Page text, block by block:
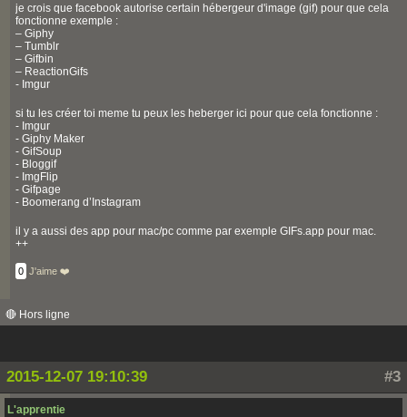
je crois que facebook autorise certain hébergeur d'image (gif) pour que cela
fonctionne exemple :
– Giphy
– Tumblr
– Gifbin
– ReactionGifs
- Imgur
si tu les créer toi meme tu peux les heberger ici pour que cela fonctionne :
- Imgur
- Giphy Maker
- GifSoup
- Bloggif
- ImgFlip
- Gifpage
- Boomerang d’Instagram
il y a aussi des app pour mac/pc comme par exemple GIFs.app pour mac.
++
0 J'aime ❤️
🔴 Hors ligne
#3
2015-12-07 19:10:39
L'apprentie